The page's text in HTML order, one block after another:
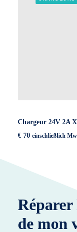
Chargeur 24V 2A
€ 70 einschließlich
de mon